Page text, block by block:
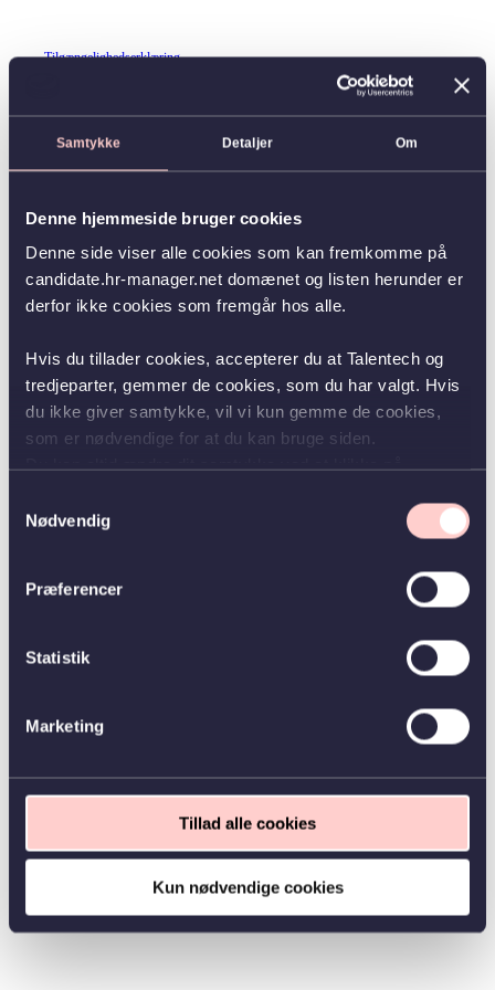
Samtykke Detaljer Om
Denne hjemmeside bruger cookies
Denne side viser alle cookies som kan fremkomme på
candidate.hr-manager.net domænet og listen herunder er
derfor ikke cookies som fremgår hos alle.
Hvis du tillader cookies, accepterer du at Talentech og
tredjeparter, gemmer de cookies, som du har valgt. Hvis
du ikke giver samtykke, vil vi kun gemme de cookies,
som er nødvendige for at du kan bruge siden.
Nødvendig
Præferencer
Statistik
Marketing
Tillad alle cookies
Kun nødvendige cookies
Tilgængelighedserklæring